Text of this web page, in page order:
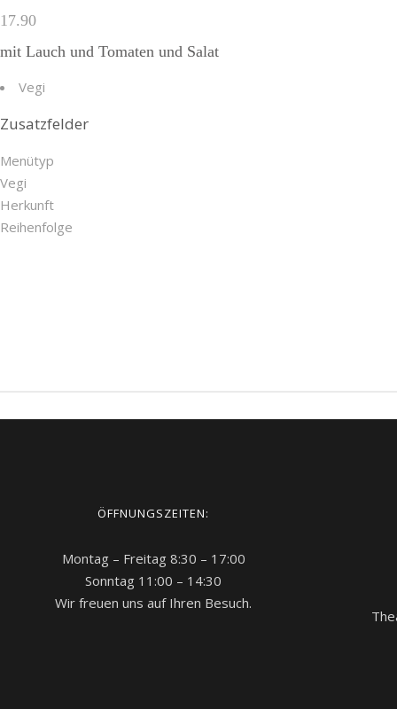
17.90
mit Lauch und Tomaten und Salat
Vegi
Zusatzfelder
Menütyp
Vegi
Herkunft
Reihenfolge
ÖFFNUNGSZEITEN:
Montag – Freitag 8:30 – 17:00
Sonntag 11:00 – 14:30
Wir freuen uns auf Ihren Besuch.